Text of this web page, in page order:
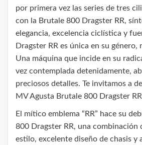
por primera vez las series de tres
con la Brutale 800 Dragster RR,
elegancia, excelencia ciclística y
Dragster RR es única en su género,
Una máquina que incide en su
vez contemplada detenidamente,
preciosos detalles. Te invitamos a
MV Agusta Brutale 800 Dragster
El mítico emblema “RR” hace su
800 Dragster RR, una combinación
estilo, excelente diseño de chasis y